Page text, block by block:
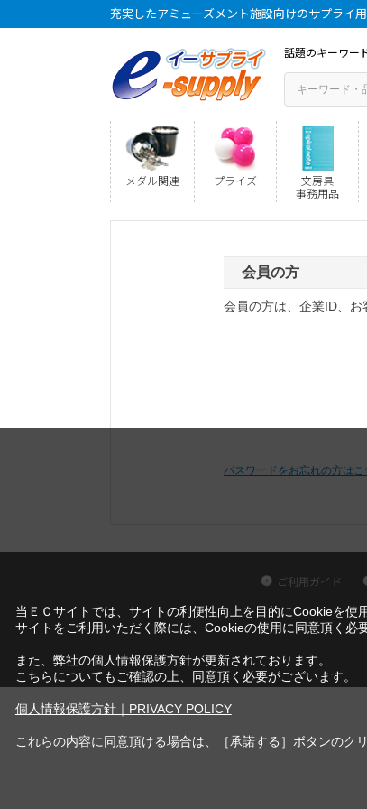
充実したアミューズメント施設向けのサプライ
話題のキーワー
メダル関連 プライズ
文房具
事務用品
会員の方
会員の方は、企業ID、お
パスワードをお忘れの方はこ
ご利用ガイド
当ＥＣサイトでは、サイトの利便性向上を目的にCookieを使
サイトをご利用いただく際には、Cookieの使用に同意頂く必
また、弊社の個人情報保護方針が更新されております。
こちらについてもご確認の上、同意頂く必要がございます。
個人情報保護方針｜PRIVACY POLICY
これらの内容に同意頂ける場合は、［承諾する］ボタンのク